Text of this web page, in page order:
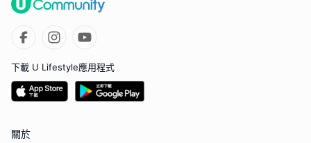
下載 U Lifestyle應用程式
關於